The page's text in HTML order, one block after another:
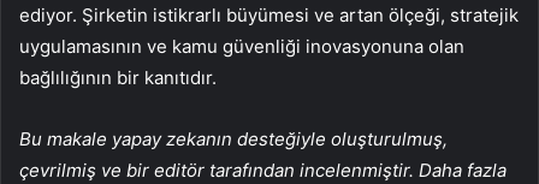
ediyor. Şirketin istikrarlı büyümesi ve artan ölçeği, stratejik
uygulamasının ve kamu güvenliği inovasyonuna olan
bağlılığının bir kanıtıdır.
Bu makale yapay zekanın desteğiyle oluşturulmuş,
çevrilmiş ve bir editör tarafından incelenmiştir. Daha fazla